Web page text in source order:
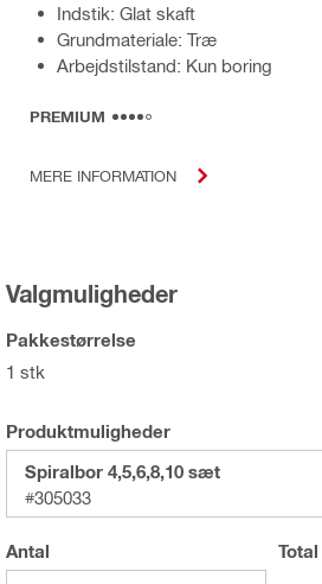
Indstik: Glat skaft
Grundmateriale: Træ
Arbejdstilstand: Kun boring
PREMIUM
MERE INFORMATION
Valgmuligheder
Pakkestørrelse
1 stk
Produktmuligheder
Spiralbor 4,5,6,8,10 sæt
#305033
Antal Total